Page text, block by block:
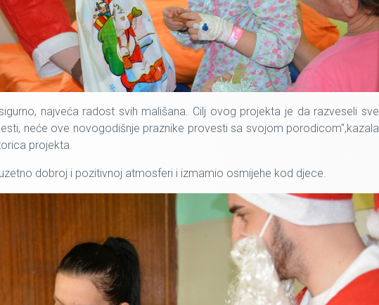
najveća radost svih mališana. Cilj ovog projekta je da razveseli sve
neće ove novogodišnje praznike provesti sa svojom porodicom",kazala
projekta.
dobroj i pozitivnoj atmosferi i izmamio osmijehe kod djece.